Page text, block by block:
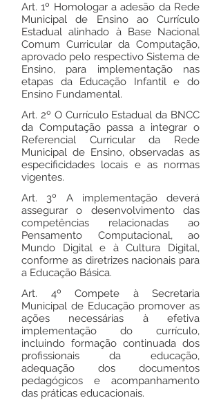
Art. 1º Homologar a adesão da Rede
Municipal de Ensino ao Currículo
Estadual alinhado à Base Nacional
Comum Curricular da Computação,
aprovado pelo respectivo Sistema de
Ensino, para implementação nas
etapas da Educação Infantil e do
Ensino Fundamental.
Art. 2º O Currículo Estadual da BNCC
da Computação passa a integrar o
Referencial Curricular da Rede
Municipal de Ensino, observadas as
especificidades locais e as normas
vigentes.
Art. 3º A implementação deverá
assegurar o desenvolvimento das
competências relacionadas ao
Pensamento Computacional, ao
Mundo Digital e à Cultura Digital,
conforme as diretrizes nacionais para
a Educação Básica.
Art. 4º Compete à Secretaria
Municipal de Educação promover as
ações necessárias à efetiva
implementação do currículo,
incluindo formação continuada dos
profissionais da educação,
adequação dos documentos
pedagógicos e acompanhamento
das práticas educacionais.